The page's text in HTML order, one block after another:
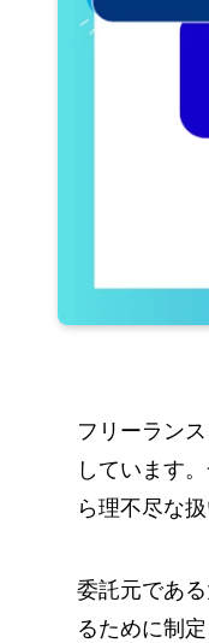
フリーラン
しています
ら理不尽な
委託元であ
るために制定